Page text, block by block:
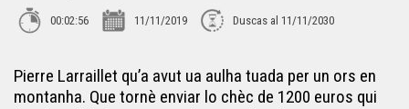
00:02:56 11/11/2019 Duscas al 11/11/2030
Pierre Larraillet qu’a avut ua aulha tuada per un ors en
montanha. Que tornè enviar lo chèc de 1200 euros qui